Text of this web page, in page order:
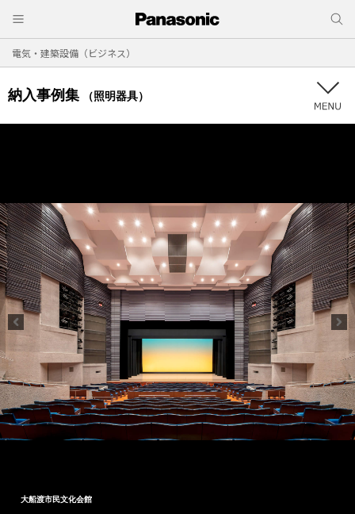
電気・建築設備（ビジネス）
納入事例集 （照明器具）
大船渡市民文化会館